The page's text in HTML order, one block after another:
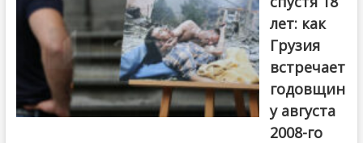
лет: как
Грузия
встречает
годовщин
у августа
2008-го